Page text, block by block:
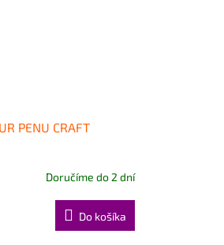
PENU CRAFT
Doručíme do 2 dní
Do košíka